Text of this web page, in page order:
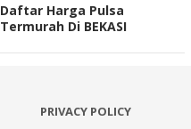
Daftar Harga Pulsa
Termurah Di BEKASI
PRIVACY POLICY